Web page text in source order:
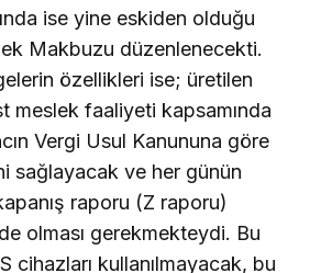
ise yine eskiden olduğu
Makbuzu düzenlenecekti.
özellikleri ise; üretilen
meslek faaliyeti kapsamında
Vergi Usul Kanununa göre
sağlayacak ve her günün
raporu (Z raporu)
olması gerekmekteydi. Bu
cihazları kullanılmayacak, bu